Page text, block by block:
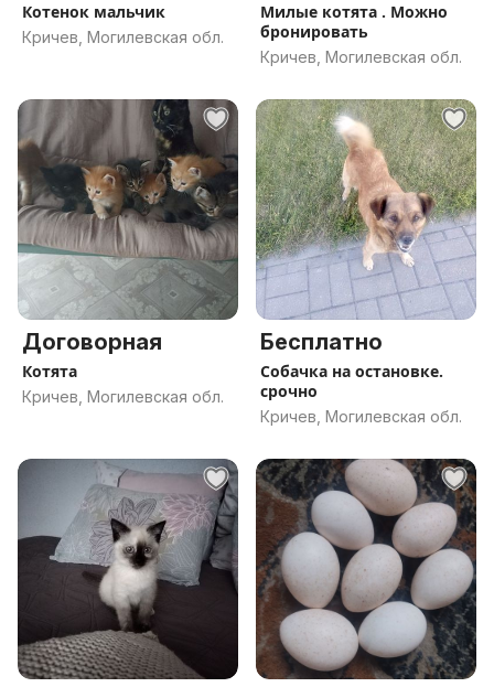
Котенок мальчик
Кричев, Могилевская обл.
Милые котята . Можно
бронировать
Кричев, Могилевская обл.
Договорная
Котята
Кричев, Могилевская обл.
Бесплатно
Собачка на остановке.
срочно
Кричев, Могилевская обл.